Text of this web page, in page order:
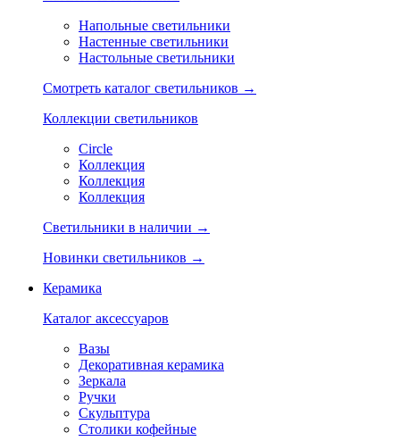
Напольные светильники
Настенные светильники
Настольные светильники
Смотреть каталог светильников →
Коллекции светильников
Circle
Коллекция
Коллекция
Коллекция
Светильники в наличии →
Новинки светильников →
Керамика
Каталог аксессуаров
Вазы
Декоративная керамика
Зеркала
Ручки
Скульптура
Столики кофейные